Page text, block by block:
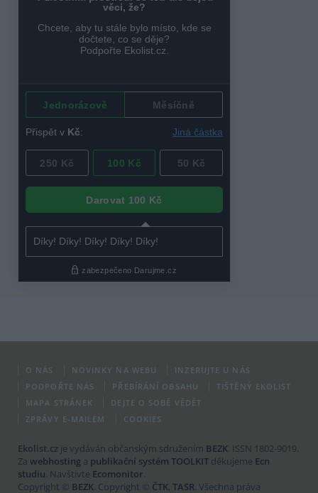
O NÁS NOVINKY NA WEBU
INZERUJTE U NÁS
PODPOŘTE NÁS
PŘEBÍRÁNÍ OBSAHU
TIŠTĚNÝ EKOLIST
MAPA STRÁNEK
DEJTE O SOBĚ VĚDĚT
ZPRÁVY E-MAILEM
COOKIES
Ekolist.cz je vydáván občanským sdružením BEZK. ISSN 1802-9019.
Za webhosting a publikační systém TOOLKIT děkujeme Ecn
studiu. Navštivte Ecomonitor.
Copyright © BEZK. Copyright © ČTK, TASR. Všechna práva